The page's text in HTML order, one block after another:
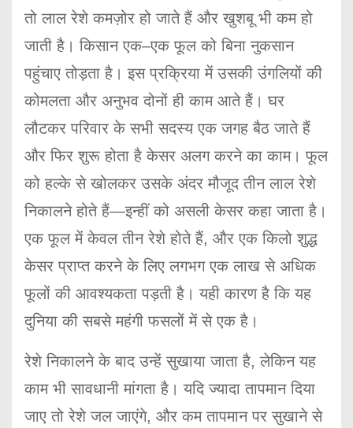
तो लाल रेशे कमज़ोर हो जाते हैं और खुशबू भी कम हो
जाती है। किसान एक–एक फूल को बिना नुकसान
पहुंचाए तोड़ता है। इस प्रक्रिया में उसकी उंगलियों की
कोमलता और अनुभव दोनों ही काम आते हैं। घर
लौटकर परिवार के सभी सदस्य एक जगह बैठ जाते हैं
और फिर शुरू होता है केसर अलग करने का काम। फूल
को हल्के से खोलकर उसके अंदर मौजूद तीन लाल रेशे
निकालने होते हैं—इन्हीं को असली केसर कहा जाता है।
एक फूल में केवल तीन रेशे होते हैं, और एक किलो शुद्ध
केसर प्राप्त करने के लिए लगभग एक लाख से अधिक
फूलों की आवश्यकता पड़ती है। यही कारण है कि यह
दुनिया की सबसे महंगी फसलों में से एक है।
रेशे निकालने के बाद उन्हें सुखाया जाता है, लेकिन यह
काम भी सावधानी मांगता है। यदि ज्यादा तापमान दिया
जाए तो रेशे जल जाएंगे, और कम तापमान पर सुखाने से